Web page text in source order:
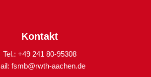
Kontakt
Tel.: +49 241 80-95308
fsmb@rwth-aachen.de